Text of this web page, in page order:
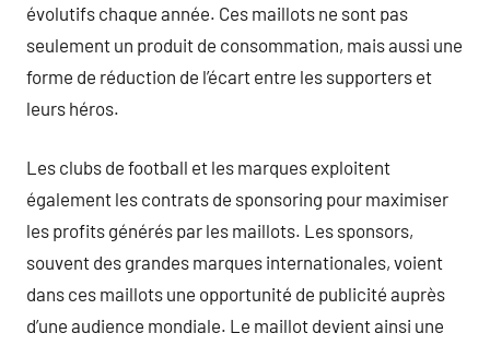
évolutifs chaque année. Ces maillots ne sont pas
seulement un produit de consommation, mais aussi une
forme de réduction de l’écart entre les supporters et
leurs héros.
Les clubs de football et les marques exploitent
également les contrats de sponsoring pour maximiser
les profits générés par les maillots. Les sponsors,
souvent des grandes marques internationales, voient
dans ces maillots une opportunité de publicité auprès
d’une audience mondiale. Le maillot devient ainsi une